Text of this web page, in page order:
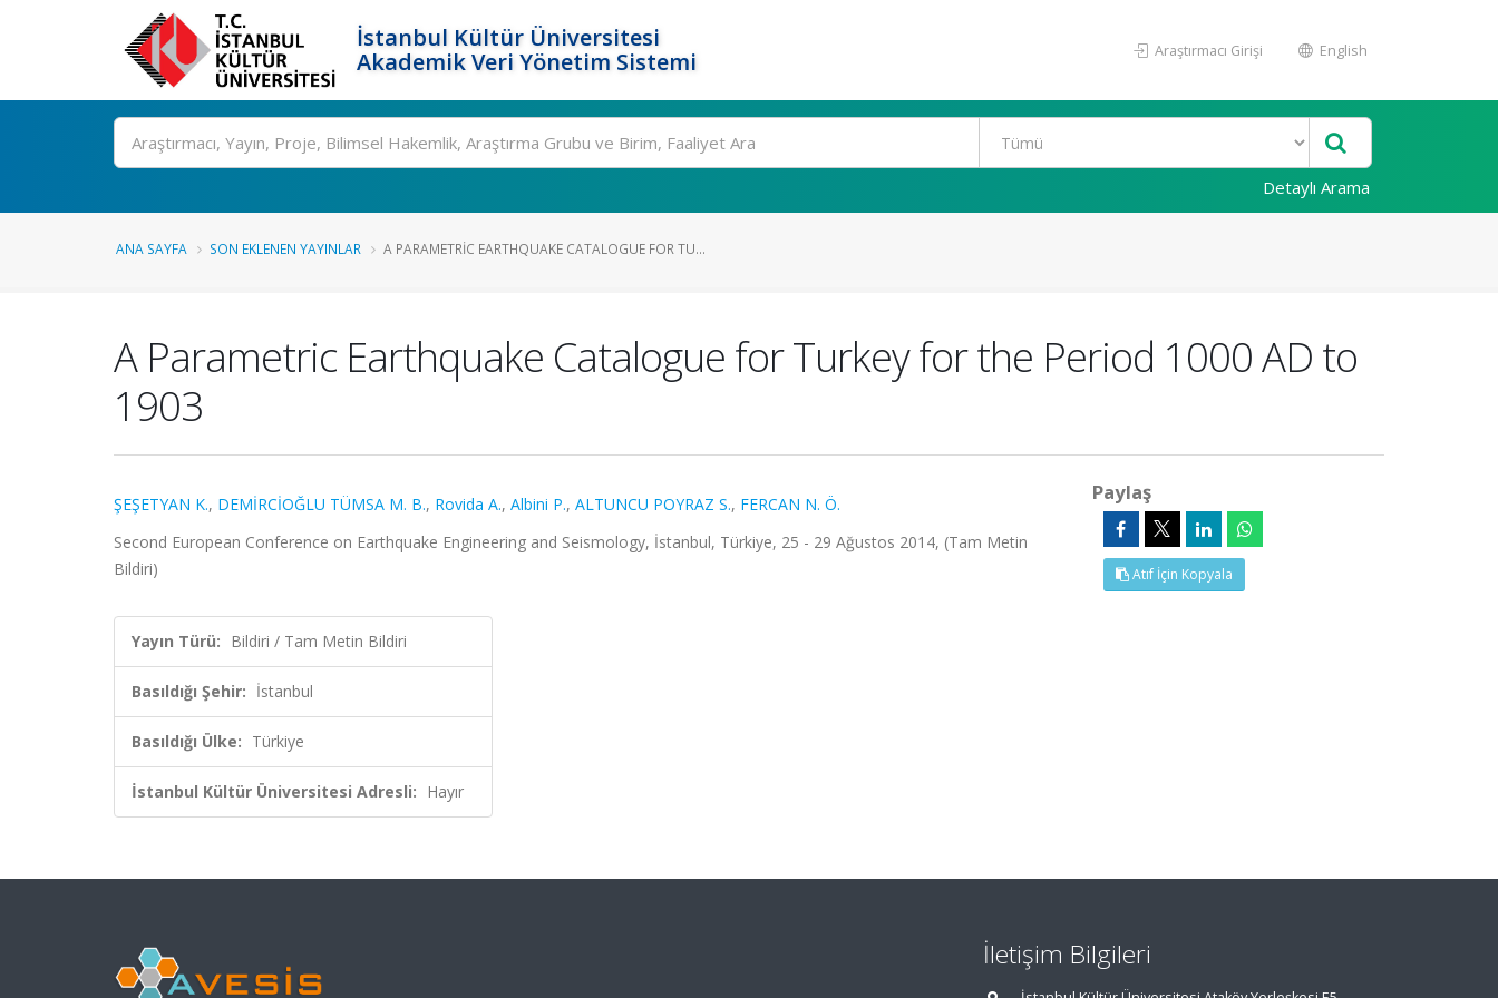
İstanbul Kültür Üniversitesi
Akademik Veri Yönetim Sistemi
Araştırmacı Girişi English
Ara
Detaylı Arama
ANA SAYFA SON EKLENEN YAYINLAR A PARAMETRIC EARTHQUAKE CATALOGUE FOR TU...
A Parametric Earthquake Catalogue for Turkey for the Period 1000 AD to
1903
ŞEŞETYAN K., DEMİRCİOĞLU TÜMSA M. B., Rovida A., Albini P., ALTUNCU POYRAZ S., FERCAN N. Ö.
Second European Conference on Earthquake Engineering and Seismology, İstanbul, Türkiye, 25 - 29 Ağustos 2014, (Tam Metin
Bildiri)
Yayın Türü: Bildiri / Tam Metin Bildiri
Basıldığı Şehir: İstanbul
Basıldığı Ülke: Türkiye
İstanbul Kültür Üniversitesi Adresli: Hayır
Paylaş
Atıf İçin Kopyala
İletişim Bilgileri